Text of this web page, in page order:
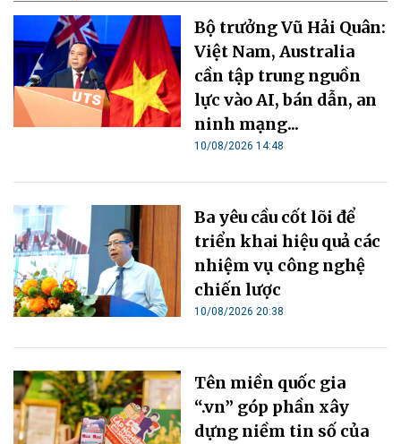
Bộ trưởng Vũ Hải Quân:
Việt Nam, Australia
cần tập trung nguồn
lực vào AI, bán dẫn, an
ninh mạng...
10/08/2026 14:48
Ba yêu cầu cốt lõi để
triển khai hiệu quả các
nhiệm vụ công nghệ
chiến lược
10/08/2026 20:38
Tên miền quốc gia
“.vn” góp phần xây
dựng niềm tin số của